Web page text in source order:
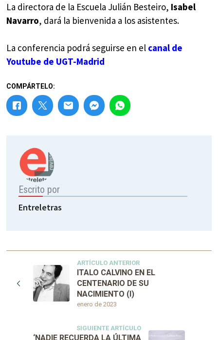
La directora de la Escuela Julián Besteiro, Isabel
Navarro, dará la bienvenida a los asistentes.
La conferencia podrá seguirse en el canal de
Youtube de UGT-Madrid
COMPÁRTELO:
Escrito por
Entreletras
ARTÍCULO ANTERIOR
enero de 2023
ITALO CALVINO EN EL
CENTENARIO DE SU
NACIMIENTO (I)
SIGUIENTE ARTÍCULO
‘NADIE RECUERDA LA ÚLTIMA